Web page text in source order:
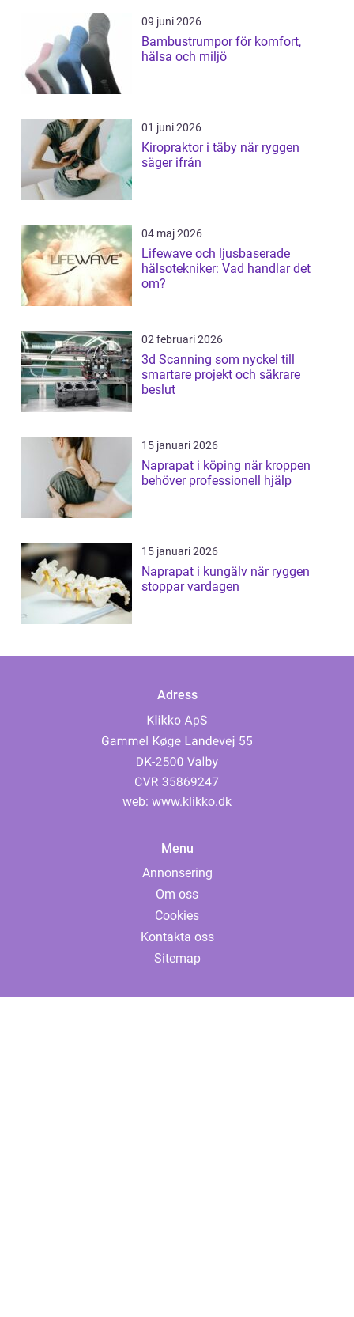
09 juni 2026
Bambustrumpor för komfort,
hälsa och miljö
01 juni 2026
Kiropraktor i täby när ryggen
säger ifrån
04 maj 2026
Lifewave och ljusbaserade
hälsotekniker: Vad handlar det
om?
02 februari 2026
3d Scanning som nyckel till
smartare projekt och säkrare
beslut
15 januari 2026
Naprapat i köping när kroppen
behöver professionell hjälp
15 januari 2026
Naprapat i kungälv när ryggen
stoppar vardagen
Adress
web: www.klikko.dk
Menu
Annonsering
Om oss
Cookies
Kontakta oss
Sitemap